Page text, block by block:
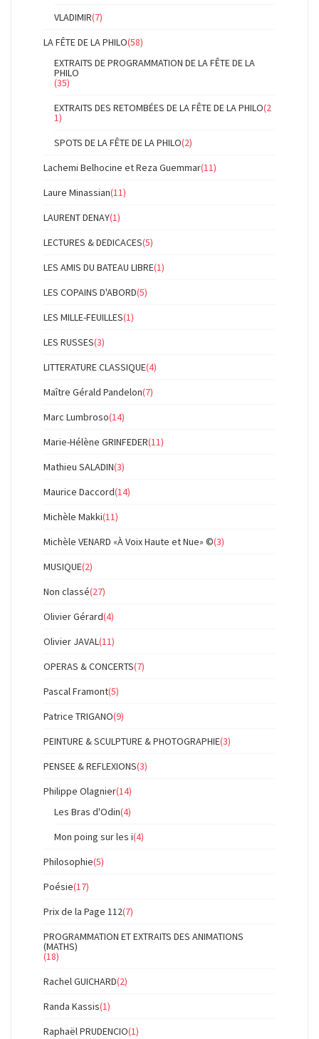
VLADIMIR(7)
LA FÊTE DE LA PHILO(58)
EXTRAITS DE PROGRAMMATION DE LA FÊTE DE LA
PHILO
(35)
EXTRAITS DES RETOMBÉES DE LA FÊTE DE LA PHILO(2
1)
SPOTS DE LA FÊTE DE LA PHILO(2)
Lachemi Belhocine et Reza Guemmar(11)
Laure Minassian(11)
LAURENT DENAY(1)
LECTURES & DEDICACES(5)
LES AMIS DU BATEAU LIBRE(1)
LES COPAINS D'ABORD(5)
LES MILLE-FEUILLES(1)
LES RUSSES(3)
LITTERATURE CLASSIQUE(4)
Maître Gérald Pandelon(7)
Marc Lumbroso(14)
Marie-Hélène GRINFEDER(11)
Mathieu SALADIN(3)
Maurice Daccord(14)
Michèle Makki(11)
Michèle VENARD «À Voix Haute et Nue» ©(3)
MUSIQUE(2)
Non classé(27)
Olivier Gérard(4)
Olivier JAVAL(11)
OPERAS & CONCERTS(7)
Pascal Framont(5)
Patrice TRIGANO(9)
PEINTURE & SCULPTURE & PHOTOGRAPHIE(3)
PENSEE & REFLEXIONS(3)
Philippe Olagnier(14)
Les Bras d'Odin(4)
Mon poing sur les i(4)
Philosophie(5)
Poésie(17)
Prix de la Page 112(7)
PROGRAMMATION ET EXTRAITS DES ANIMATIONS
(MATHS)
(18)
Rachel GUICHARD(2)
Randa Kassis(1)
Raphaël PRUDENCIO(1)